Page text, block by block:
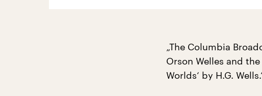
„The Columbia
Orson Welles and
Worlds‘ by H.G.